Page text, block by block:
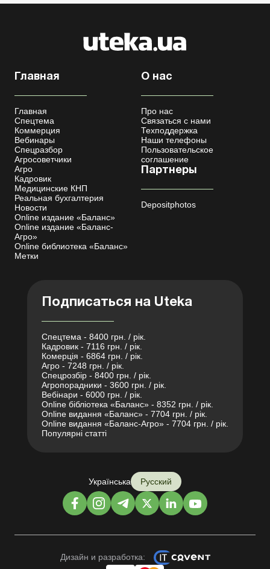
Главная
Главная
Спецтема
Коммерция
Вебинары
Спецразбор
Агросоветчики
Агро
Кадровик
Медицинские КНП
Реальная бухгалтерия
Новости
Online издание «Баланс»
Online издание «Баланс-
Агро»
Online библиотека «Баланс»
Метки
О нас
Про нас
Связаться с нами
Техподдержка
Наши телефоны
Пользовательское
соглашение
Партнеры
Depositphotos
Подписаться на Uteka
Спецтема - 8400 грн. / рік.
Кадровик - 7116 грн. / рік.
Комерція - 6864 грн. / рік.
Агро - 7248 грн. / рік.
Спецрозбір - 8400 грн. / рік.
Агропорадники - 3600 грн. / рік.
Вебінари - 6000 грн. / рік.
Online бібліотека «Баланс» - 8352 грн. / рік.
Online видання «Баланс» - 7704 грн. / рік.
Online видання «Баланс-Агро» - 7704 грн. / рік.
Популярні статті
Українська Русский
Дизайн и разработка: